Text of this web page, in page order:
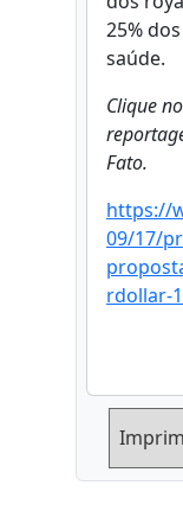
25%
saúde.
Clique
Fato.
https://
09/17/
rdollar-